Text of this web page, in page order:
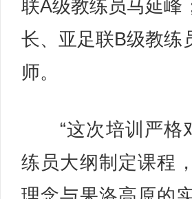
联A级教练员马延峰
长、亚足联B级教练
师。
“这次培训严格
练员大纲制定课程